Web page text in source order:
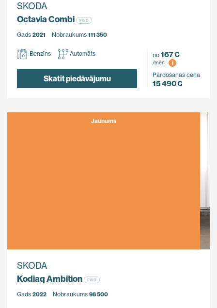
SKODA
Octavia Combi
FWD
Gads 2021 Nobraukums 111 350
Benzīns Automāts
Skatīt piedāvājumu
no 167 €
/mēn
i
Pārdošanas cena
15 490 €
Jaunums
SKODA
Kodiaq Ambition
FWD
Gads 2022 Nobraukums 98 500